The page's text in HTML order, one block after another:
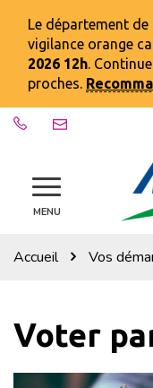
Le département de
vigilance orange
2026 12h.
proches.
MENU
officiel
la
Accueil Vos
Voter